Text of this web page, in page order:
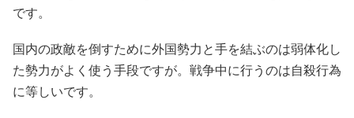
です。
国内の政敵を倒すために外国勢力と手を結ぶのは弱体化し
た勢力がよく使う手段ですが。戦争中に行うのは自殺行為
に等しいです。